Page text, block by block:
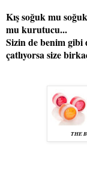
Kış soğuk mu
mu kurutucu...
Sizin de benim gibi
çatlıyorsa size
THE